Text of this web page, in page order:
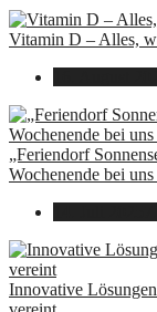
Vitamin D – Alles,
„Feriendorf
Wochenende bei
Innovative